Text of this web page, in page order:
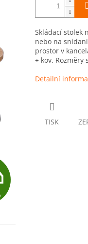
Z
D
Skládací stolek
nebo na
prostor v
+ kov. Rozměry
Detailní
TISK